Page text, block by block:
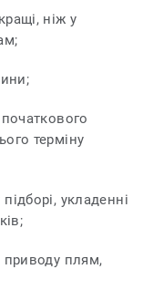
ніж у
терміну
укладенні
приводу плям,